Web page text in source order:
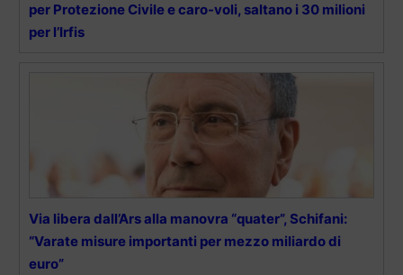
per Protezione Civile e caro-voli, saltano i 30 milioni
per l’Irfis
Via libera dall’Ars alla manovra “quater”, Schifani:
“Varate misure importanti per mezzo miliardo di
euro”